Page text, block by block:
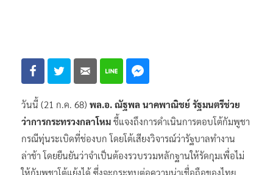
วันนี้ (21 ก.ค. 68) พล.อ. ณัฐพล นาคพาณิชย์ รัฐมนตรีช่วย
ว่าการกระทรวงกลาโหม ชี้แจงถึงการดำเนินการตอบโต้กัมพูชา
กรณีทุ่นระเบิดที่ช่องบก โดยโต้เสียงวิจารณ์ว่ารัฐบาลทำงาน
ล่าช้า โดยยืนยันว่าจำเป็นต้องรวบรวมหลักฐานให้รัดกุมเพื่อไม่
ให้กัมพูชาโต้แย้งได้ ซึ่งจะกระทบต่อความน่าเชื่อถือของไทย